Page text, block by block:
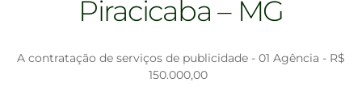
Piracicaba – MG
A contratação de serviços de publicidade - 01 Agência - R$
150.000,00